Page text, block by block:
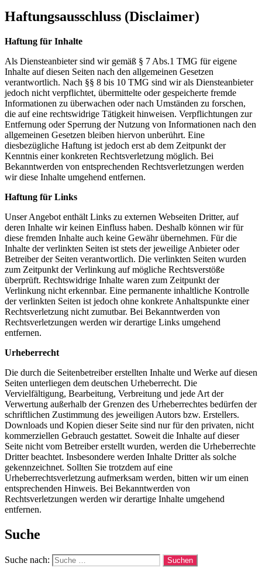
Haftungsausschluss (Disclaimer)
Haftung für Inhalte
Als Diensteanbieter sind wir gemäß § 7 Abs.1 TMG für eigene
Inhalte auf diesen Seiten nach den allgemeinen Gesetzen
verantwortlich. Nach §§ 8 bis 10 TMG sind wir als Diensteanbieter
jedoch nicht verpflichtet, übermittelte oder gespeicherte fremde
Informationen zu überwachen oder nach Umständen zu forschen,
die auf eine rechtswidrige Tätigkeit hinweisen. Verpflichtungen zur
Entfernung oder Sperrung der Nutzung von Informationen nach den
allgemeinen Gesetzen bleiben hiervon unberührt. Eine
diesbezügliche Haftung ist jedoch erst ab dem Zeitpunkt der
Kenntnis einer konkreten Rechtsverletzung möglich. Bei
Bekanntwerden von entsprechenden Rechtsverletzungen werden
wir diese Inhalte umgehend entfernen.
Haftung für Links
Unser Angebot enthält Links zu externen Webseiten Dritter, auf
deren Inhalte wir keinen Einfluss haben. Deshalb können wir für
diese fremden Inhalte auch keine Gewähr übernehmen. Für die
Inhalte der verlinkten Seiten ist stets der jeweilige Anbieter oder
Betreiber der Seiten verantwortlich. Die verlinkten Seiten wurden
zum Zeitpunkt der Verlinkung auf mögliche Rechtsverstöße
überprüft. Rechtswidrige Inhalte waren zum Zeitpunkt der
Verlinkung nicht erkennbar. Eine permanente inhaltliche Kontrolle
der verlinkten Seiten ist jedoch ohne konkrete Anhaltspunkte einer
Rechtsverletzung nicht zumutbar. Bei Bekanntwerden von
Rechtsverletzungen werden wir derartige Links umgehend
entfernen.
Urheberrecht
Die durch die Seitenbetreiber erstellten Inhalte und Werke auf diesen
Seiten unterliegen dem deutschen Urheberrecht. Die
Vervielfältigung, Bearbeitung, Verbreitung und jede Art der
Verwertung außerhalb der Grenzen des Urheberrechtes bedürfen der
schriftlichen Zustimmung des jeweiligen Autors bzw. Erstellers.
Downloads und Kopien dieser Seite sind nur für den privaten, nicht
kommerziellen Gebrauch gestattet. Soweit die Inhalte auf dieser
Seite nicht vom Betreiber erstellt wurden, werden die Urheberrechte
Dritter beachtet. Insbesondere werden Inhalte Dritter als solche
gekennzeichnet. Sollten Sie trotzdem auf eine
Urheberrechtsverletzung aufmerksam werden, bitten wir um einen
entsprechenden Hinweis. Bei Bekanntwerden von
Rechtsverletzungen werden wir derartige Inhalte umgehend
entfernen.
Suche
Suche nach: